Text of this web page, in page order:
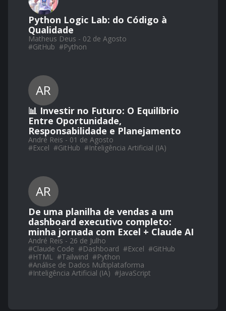
Python Logic Lab: do Código à
Qualidade
Matheus Deus - 02 de Agosto
#GitHub #Python
AR
📊 Investir no Futuro: O Equilíbrio
Entre Oportunidade,
Responsabilidade e Planejamento
André Reis - 01 de Agosto
#Excel #GitHub #Inteligência Artificial (IA)
AR
De uma planilha de vendas a um
dashboard executivo completo:
minha jornada com Excel + Claude AI
André Reis - 26 de Julho
#Claude Code #Dashboard #Excel #GitHub
#HTML #Tailwind #Python
#Análise de Dados Multiplataforma
#Inteligência Artificial (IA) #JavaScript